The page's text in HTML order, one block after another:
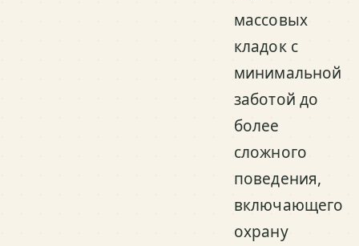
массовых
кладок с
минимальной
заботой до
более
сложного
поведения,
включающего
охрану